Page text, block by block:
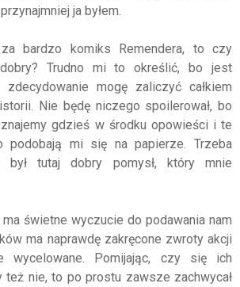
ja byłem.
bardzo komiks Remendera, to czy
Trudno mi to określić, bo jest
mogę zaliczyć całkiem
Nie będę niczego spoilerował, bo
gdzieś w środku opowieści i te
podobają mi się na papierze. Trzeba
był tutaj dobry pomysł, który mnie
świetne wyczucie do podawania nam
ma naprawdę zakręcone zwroty akcji
Pomijając, czy się ich
też nie, to po prostu zawsze zachwycał